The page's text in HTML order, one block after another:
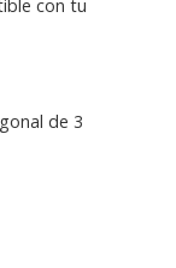
con tu
de 3